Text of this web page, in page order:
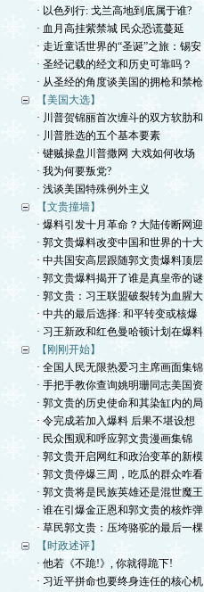
· 以色列行: 戈兰高地到底属于谁?
· 血月高挂紫禁城 民众恐谎蔓延
· 走近童话世界的“圣诞”之旅：锡安
· 圣经记载的经文和历史可靠吗？
· 从圣经的角度谈美国的拥枪和禁枪
【美国大选】
· 川普贺锦丽首次缠斗的双方软肋和
· 川普胜选的五个基本要素
· 键贼操盘川普撒网 大戏如何收场
· 我为何要叛党?
· 浅谈美国特殊例外主义
【文贵撞墙】
· 爆料引发十月革命？大陆传断网迎
· 郭文贵爆料改变中国和世界的十大
· 中共国安高层跟随郭文贵爆料顶层
· 郭文贵爆料揭开了谁是真皇帝的谜
· 郭文贵：习王联盟破裂转为血腥大
· 中共的最后选择: 和平转变或核爆
· 习王新政和红色曼哈顿计划在爆料
【刚刚开始】
· 全国人民无限热爱习主席画面集锦
· 手把手教你查询姚明珊同志美国资
· 郭文贵的历史使命和其染缸内的局
· 令完成若加入爆料 后果不堪设想
· 民众围观和呼应郭文贵漫画集锦
· 郭文贵开启网红和政治变革的新模
· 郭文贵停爆三周，吃瓜的群众咋看
· 郭文贵将是民族英雄还是混世魔王
· 谁在引爆金正恩和郭文贵的核炸弹
· 草民郭文贵：压垮骆驼的最后一棵
【时政述评】
· 他若《不跪!》, 你就得跪下!
· 习近平拼命也要终身连任的核心机